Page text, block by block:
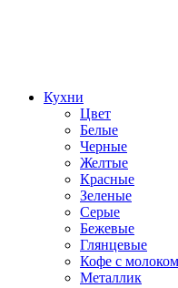
Кухни
Цвет
Белые
Черные
Желтые
Красные
Зеленые
Серые
Бежевые
Глянцевые
Кофе с молоком
Металлик